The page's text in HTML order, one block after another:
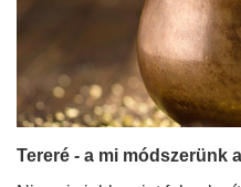
Nincs is jobb, mint
elmét kedvenc yerba mate
akkor, amikor a nap elkezd
tested energizáló frissítőre
számára csak egy válasz